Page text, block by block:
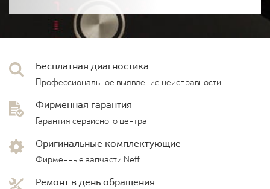
Бесплатная диагностика
Профессиональное выявление неисправности
Фирменная гарантия
Гарантия сервисного центра
Оригинальные комплектующие
Фирменные запчасти Neff
Ремонт в день обращения